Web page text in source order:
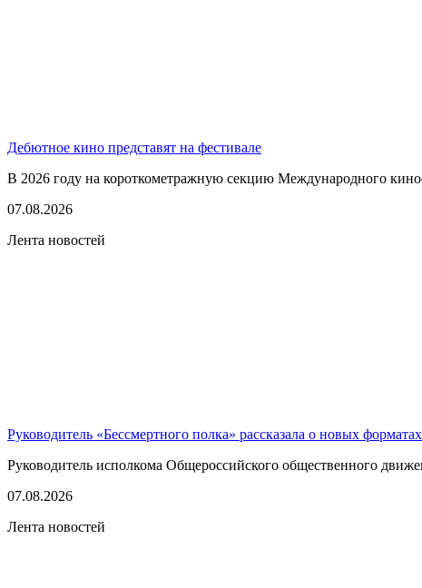
Дебютное кино представят на фестивале
В 2026 году на короткометражную секцию Международного
07.08.2026
Лента новостей
Руководитель «Бессмертного полка» рассказала о новых форматах
Руководитель исполкома Общероссийского общественного
07.08.2026
Лента новостей